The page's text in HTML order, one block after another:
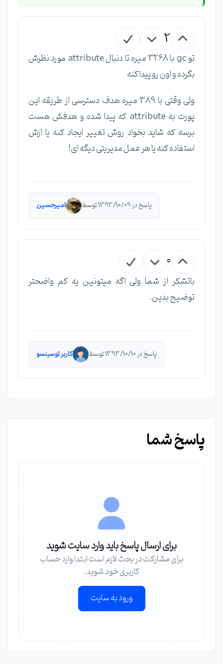
2
تو gc با 3268 میره تا دنبال attribute مورد نظرش
بگرده و اون رو پیدا کنه
ولی وقتی با 389 میره هدف دسترسی از طریقه این
پورت به attribute که پیدا شده و هدفش هست
برسه که شاید بخواد روش تغییر ایجاد کنه یا ازش
استفاده کنه یا هر عمل مدیریتی دیگه ای!
پاسخ در 1393/10/09 توسط امیرحسین
0
باتشکر از شما ولی اگه میتونین یه کم واضحتر
توضیح بدین.
پاسخ در 1393/10/10 توسط کاربر توسینسو
پاسخ شما
برای ارسال پاسخ باید وارد سایت شوید
برای مشارکت در بحث لازم است ابتدا وارد حساب
کاربری خود شوید.
ورود به سایت